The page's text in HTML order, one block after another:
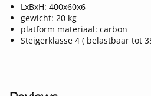
LxBxH: 400x60x6
gewicht: 20 kg
platform materiaal: carbon
Steigerklasse 4 ( belastbaar tot